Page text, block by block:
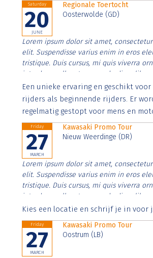
Saturday
20
JUNE
Regionale Toertocht
Oosterwolde (GD)
Lorem ipsum dolor sit amet,
elit. Suspendisse varius enim in eros
tristique. Duis cursus, mi quis viverra
interdum nulla, ut commodo diam
Aenean faucibus nibh et justo cursus id
imperdiet. Nunc ut sem vitae risus
Een unieke ervaring en geschikt voor
rijders als beginnende rijders. Er
regelmatig gestopt voor mens en
Friday
27
MARCH
Kawasaki Promo Tour
Nieuw Weerdinge (DR)
Lorem ipsum dolor sit amet,
elit. Suspendisse varius enim in eros
tristique. Duis cursus, mi quis viverra
interdum nulla, ut commodo diam
Aenean faucibus nibh et justo cursus id
Kies een locatie en schrijf je in voor
Friday
27
MARCH
Kawasaki Promo Tour
Oostrum (LB)